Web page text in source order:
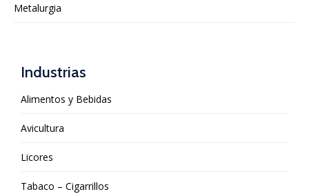
Metalurgia
Industrias
Alimentos y Bebidas
Avicultura
Licores
Tabaco – Cigarrillos